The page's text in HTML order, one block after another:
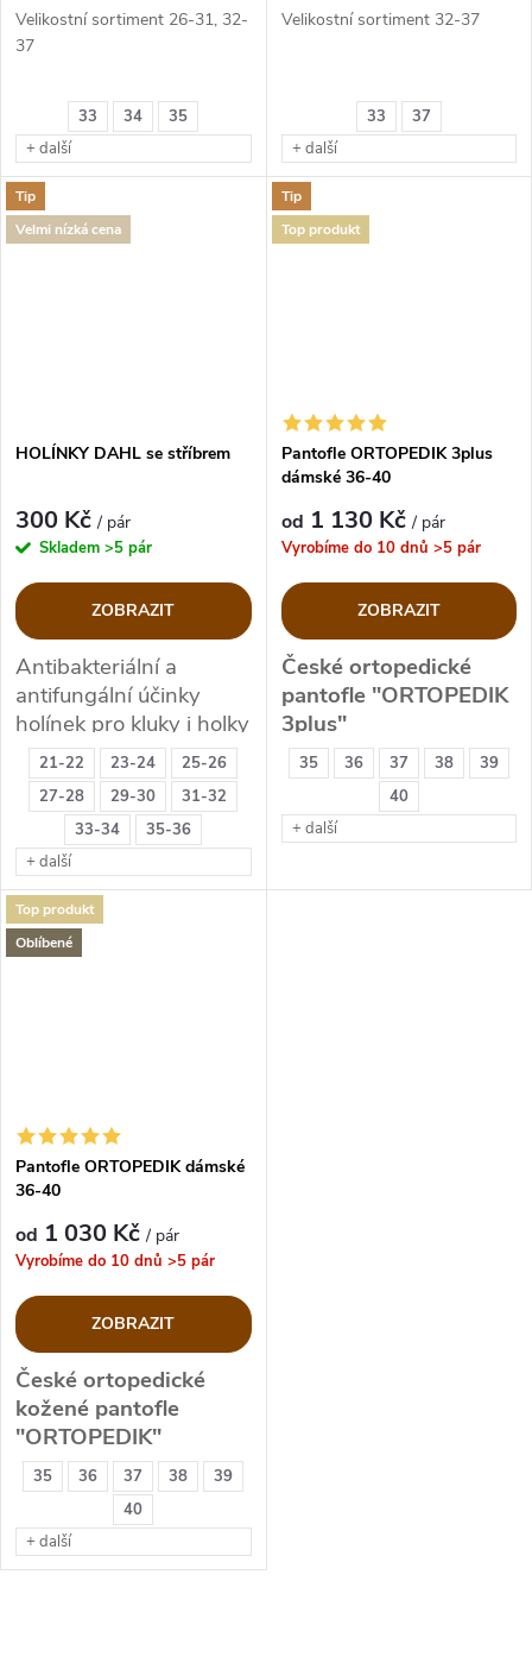
33 34
35
+ další
Velikostní sortiment 26-31, 32-
37
víšivkou - fotbalový míč, na
kvalitní podešvi, zapínání na 2
suché zipy
33
37
+ další
Velikostní sortiment 32-37
Tip
Velmi nízká cena
21-22 23-24
25-26
27-28
29-30
31-32
33-34
35-36
+ další
HOLÍNKY DAHL se stříbrem
300 Kč/ pár
Skladem >5 pár
ZOBRAZIT
Antibakteriální a
antifungální účinky
holínek pro kluky i holky
Velikostní sortiment po
dvoučíslech 21-36
Tip
Top produkt
35 36 37 38
39
40
+ další
Pantofle ORTOPEDIK 3plus
dámské 36-40
od 1 130 Kč/ pár
Vyrobíme do 10 dnů >5 pár
ZOBRAZIT
České ortopedické
pantofle "ORTOPEDIK
3plus"
Top produkt
Oblíbené
35 36 37 38
39
40
+ další
Pantofle ORTOPEDIK dámské
36-40
od 1 030 Kč/ pár
Vyrobíme do 10 dnů >5 pár
ZOBRAZIT
České ortopedické
kožené pantofle
"ORTOPEDIK"